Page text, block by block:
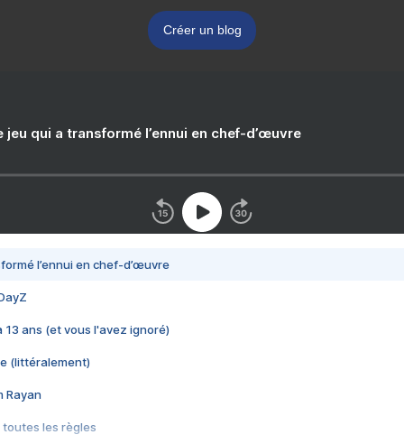
Créer un blog
jeu qui a transformé l’ennui en chef-d’œuvre
l’ennui en chef-d’œuvre
13 ans (et vous l'avez ignoré)
(littéralement)
Rayan
toutes les règles